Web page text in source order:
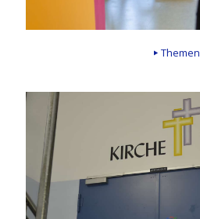
Themen